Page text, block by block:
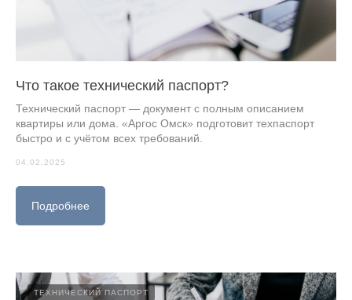
Что такое технический паспорт?
Технический паспорт — документ с полным описанием
квартиры или дома. «Аргос Омск» подготовит техпаспорт
быстро и с учётом всех требований.
04.02.2025
Подробнее
ТЕХНИЧЕСКИЙ ПАСПОРТ